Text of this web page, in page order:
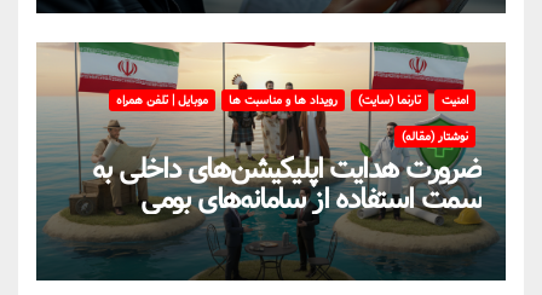
امنیت تارنما (سایت) رویداد ها و مناسبت ها
موبایل | تلفن همراه
نوشتار (مقاله)
ضرورت هدایت اپلیکیشن‌های داخلی به
سمت استفاده از سامانه‌های بومی